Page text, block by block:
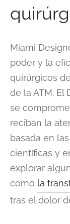
Miami
poder y la
quirúrgicos
de la ATM. El
se
reciban la
basada en
científicas y
explorar
como la
tras el dolor